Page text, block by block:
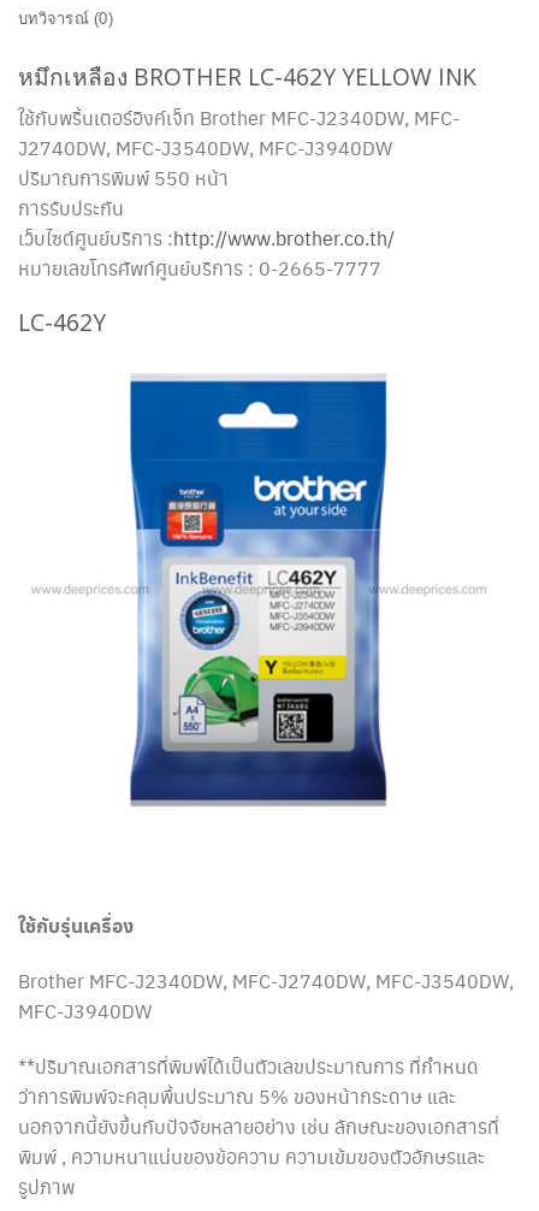
บทวิจารณ์ (0)
หมึกเหลือง BROTHER LC-462Y YELLOW INK
ใช้กับพริ้นเตอร์อิงค์เจ็ท Brother MFC-J2340DW, MFC-
J2740DW, MFC-J3540DW, MFC-J3940DW
ปริมาณการพิมพ์ 550 หน้า
การรับประกัน
เว็บไซต์ศูนย์บริการ :http://www.brother.co.th/
หมายเลขโทรศัพท์ศูนย์บริการ : 0-2665-7777
LC-462Y
ใช้กับรุ่นเครื่อง
Brother MFC-J2340DW, MFC-J2740DW, MFC-J3540DW,
MFC-J3940DW
**ปริมาณเอกสารที่พิมพ์ได้เป็นตัวเลขประมาณการ ที่กำหนด
ว่าการพิมพ์จะคลุมพื้นประมาณ 5% ของหน้ากระดาษ และ
นอกจากนี้ยังขึ้นกับปัจจัยหลายอย่าง เช่น ลักษณะของเอกสารที่
พิมพ์ , ความหนาแน่นของข้อความ ความเข้มของตัวอักษรและ
รูปภาพ